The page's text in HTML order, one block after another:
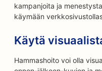
kampanjoita ja
käymään
Käytä
Hammashoito voi olla